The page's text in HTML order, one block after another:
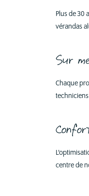
Plus de 30
vérandas
Sur
Chaque
techniciens
centre de